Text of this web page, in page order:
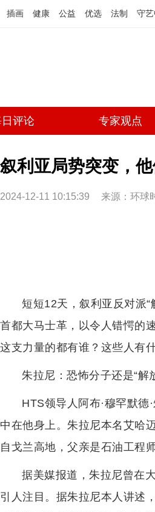
插画 健康 公益 优选 法制 守
评论 专家观点
叙利亚局势突变，
2024-12-11 10:15:39 来源：环球
短短12天，叙利亚反对派“
首都大马士革，以令人错愕的
这支力量的都有谁？这些人有
朱拉尼：恐怖分子还是“解
HTS领导人阿布·穆罕默
中在他身上。朱拉尼本名艾哈
自戈兰高地，父亲是石油工程
据美媒报道，朱拉尼曾在
引人注目。据朱拉尼本人讲述